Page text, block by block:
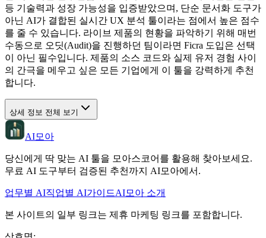
등 기술력과 성장 가능성을 입증받았으며, 단순 문서화 도구가
아닌 AI가 결합된 실시간 UX 분석 툴이라는 점에서 높은 점수
를 줄 수 있습니다. 라이브 제품의 현황을 파악하기 위해 매번
수동으로 오딧(Audit)을 진행하던 팀이라면 Ficra 도입은 선택
이 아닌 필수입니다. 제품의 소스 코드와 실제 유저 경험 사이
의 간극을 메우고 싶은 모든 기업에게 이 툴을 강력하게 추천
합니다.
상세 정보 전체 보기
AI모아
당신에게 딱 맞는 AI 툴을 모아스코어를 활용해 찾아보세요.
무료 AI 도구부터 검증된 추천까지 AI모아에서.
업무별 AI직업별 AI가이드AI모아 소개
본 사이트의 일부 링크는 제휴 마케팅 링크를 포함합니다.